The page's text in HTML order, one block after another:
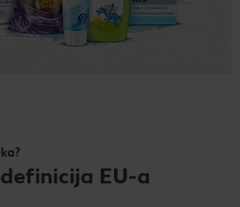
EU-a